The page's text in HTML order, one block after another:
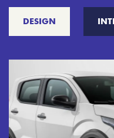
DESIGN